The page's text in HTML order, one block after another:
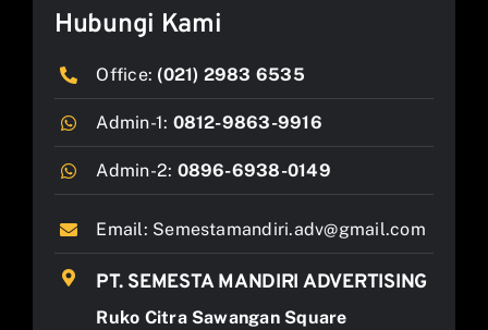
Hubungi Kami
Office: (021) 2983 6535
Admin-1: 0812-9863-9916
Admin-2: 0896-6938-0149
Email: Semestamandiri.adv@gmail.com
PT. SEMESTA MANDIRI ADVERTISING
Ruko Citra Sawangan Square